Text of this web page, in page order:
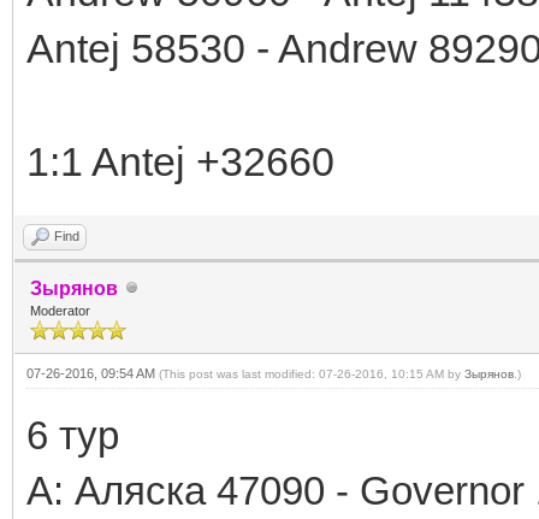
Antej 58530 - Andrew
1:1 Antej +32660
Find
Зырянов
Moderator
07-26-2016, 09:54 AM (This post was last modified: 07-26-2016, 10:15 AM by Зырянов .)
6 тур
А: Аляска 47090 - Governor